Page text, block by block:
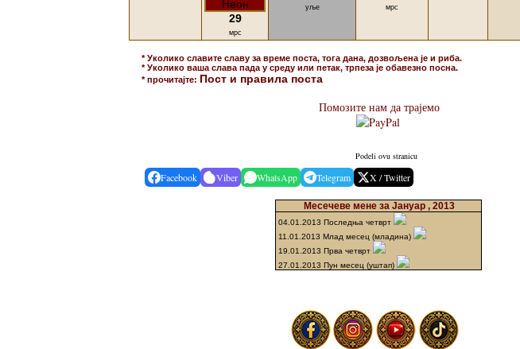
29
мрс
уље мрс
* Уколико славите славу за време поста, тога дана, дозвољена је и риба.
* Уколико ваша слава пада у среду или петак, трпеза је обавезно посна.
* прочитајте: Пост и правила поста
Помозите нам да трајемо
Podeli ovu stranicu
Facebook Viber WhatsApp Telegram X / Twitter
Месечеве мене за Јануар , 2013
04.01.2013 Последња четврт
11.01.2013 Млад месец (младина)
19.01.2013 Прва четврт
27.01.2013 Пун месец (уштап)